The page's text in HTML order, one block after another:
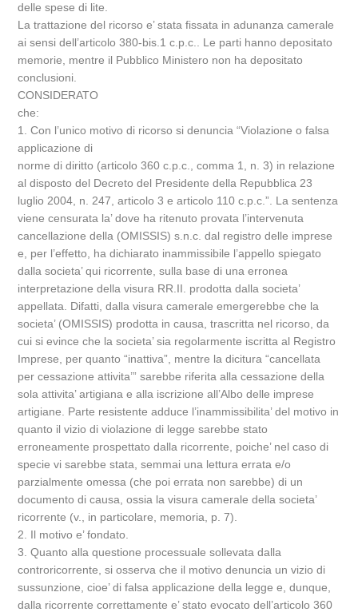
delle spese di lite.
La trattazione del ricorso e’ stata fissata in adunanza camerale
ai sensi dell’articolo 380-bis.1 c.p.c.. Le parti hanno depositato
memorie, mentre il Pubblico Ministero non ha depositato
conclusioni.
CONSIDERATO
che:
1. Con l’unico motivo di ricorso si denuncia “Violazione o falsa
applicazione di
norme di diritto (articolo 360 c.p.c., comma 1, n. 3) in relazione
al disposto del Decreto del Presidente della Repubblica 23
luglio 2004, n. 247, articolo 3 e articolo 110 c.p.c.”. La sentenza
viene censurata la’ dove ha ritenuto provata l’intervenuta
cancellazione della (OMISSIS) s.n.c. dal registro delle imprese
e, per l’effetto, ha dichiarato inammissibile l’appello spiegato
dalla societa’ qui ricorrente, sulla base di una erronea
interpretazione della visura RR.II. prodotta dalla societa’
appellata. Difatti, dalla visura camerale emergerebbe che la
societa’ (OMISSIS) prodotta in causa, trascritta nel ricorso, da
cui si evince che la societa’ sia regolarmente iscritta al Registro
Imprese, per quanto “inattiva”, mentre la dicitura “cancellata
per cessazione attivita’” sarebbe riferita alla cessazione della
sola attivita’ artigiana e alla iscrizione all’Albo delle imprese
artigiane. Parte resistente adduce l’inammissibilita’ del motivo in
quanto il vizio di violazione di legge sarebbe stato
erroneamente prospettato dalla ricorrente, poiche’ nel caso di
specie vi sarebbe stata, semmai una lettura errata e/o
parzialmente omessa (che poi errata non sarebbe) di un
documento di causa, ossia la visura camerale della societa’
ricorrente (v., in particolare, memoria, p. 7).
2. Il motivo e’ fondato.
3. Quanto alla questione processuale sollevata dalla
controricorrente, si osserva che il motivo denuncia un vizio di
sussunzione, cioe’ di falsa applicazione della legge e, dunque,
dalla ricorrente correttamente e’ stato evocato dell’articolo 360